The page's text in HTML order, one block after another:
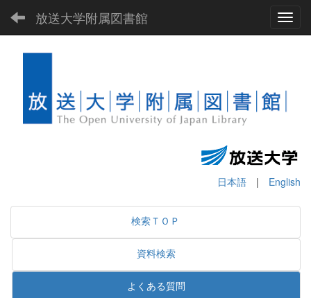
放送大学附属図書館
日本語 | English
検索ＴＯＰ
資料検索
よくある質問